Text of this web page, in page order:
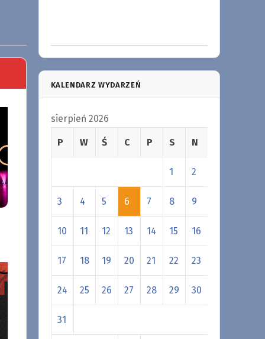
KALENDARZ WYDARZEŃ
sierpień 2026
P W Ś C P S N
1 2
3 4 5 6 7 8 9
10 11 12 13 14 15 16
17 18 19 20 21 22 23
24 25 26 27 28 29 30
31